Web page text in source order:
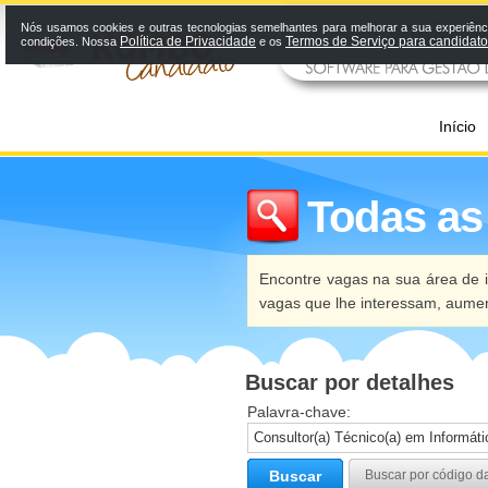
Início
Todas
Encontre vagas na sua área
vagas que lhe interessam,
Buscar por detalhes
Palavra-chave:
Buscar Buscar por código
Nós usamos cookies e outras tecnologias semelhantes para melhorar a sua
condições. Nossa Política de Privacidade e os Termos de Serviço para